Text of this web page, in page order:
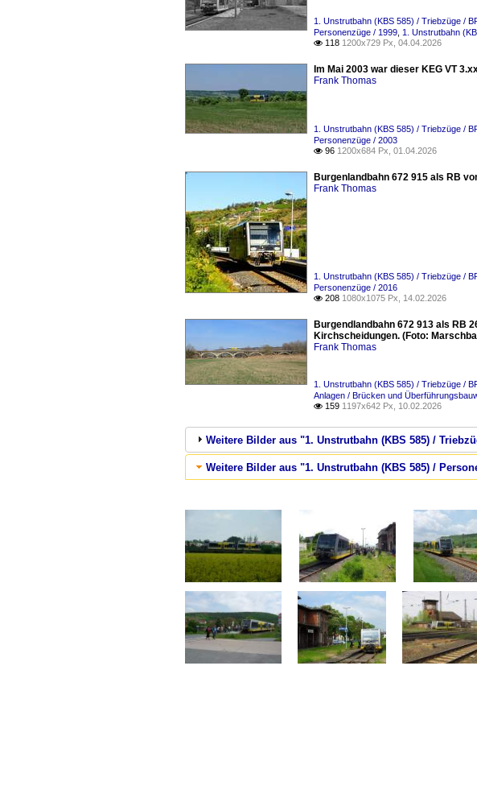
1. Unstrutbahn (KBS 585) / Triebzüge /
Personenzüge / 1999 1. Unstrutbahn
 118 1200x729 Px, 04.04.2026
Im Mai 2003 war dieser KEG VT
Frank Thomas
1. Unstrutbahn (KBS 585) / Triebzüge /
Personenzüge / 2003
 96 1200x684 Px, 01.04.2026
Burgenlandbahn 672 915 als RB
Frank Thomas
1. Unstrutbahn (KBS 585) / Triebzüge /
Personenzüge / 2016
 208 1080x1075 Px, 14.02.2026
Burgendlandbahn 672 913 als RB
Kirchscheidungen. (Foto:
Frank Thomas
1. Unstrutbahn (KBS 585) / Triebzüge /
Anlagen / Brücken und
 159 1197x642 Px, 10.02.2026
Weitere Bilder aus "1. Unstrutbahn (KBS 585) /
Weitere Bilder aus "1. Unstrutbahn (KBS 585) /